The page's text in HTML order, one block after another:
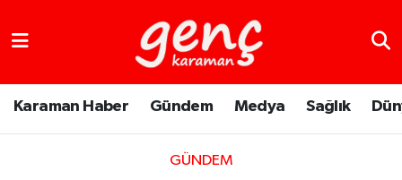
Karaman Haber Gündem Medya Sağlık
GÜNDEM